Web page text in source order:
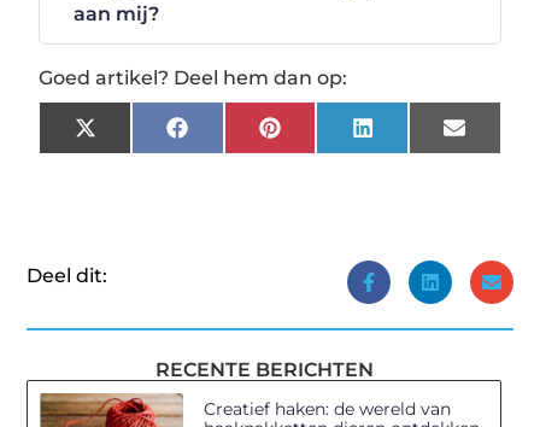
aan mij?
Goed artikel? Deel hem dan op:
X
(Twitter)
FacebookPinterestLinkedInEmail
Deel dit:
RECENTE BERICHTEN
Creatief haken: de wereld van